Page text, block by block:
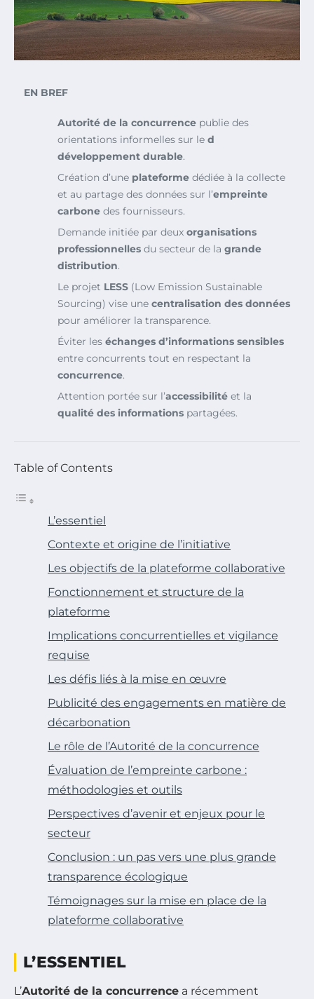
EN BREF
Autorité de la concurrence publie des
orientations informelles sur le d
développement durable.
Création d’une plateforme dédiée à la collecte
et au partage des données sur l’empreinte
carbone des fournisseurs.
Demande initiée par deux organisations
professionnelles du secteur de la grande
distribution.
Le projet LESS (Low Emission Sustainable
Sourcing) vise une centralisation des données
pour améliorer la transparence.
Éviter les échanges d’informations sensibles
entre concurrents tout en respectant la
concurrence.
Attention portée sur l’accessibilité et la
qualité des informations partagées.
Table of Contents
L’essentiel
Contexte et origine de l’initiative
Les objectifs de la plateforme collaborative
Fonctionnement et structure de la
plateforme
Implications concurrentielles et vigilance
requise
Les défis liés à la mise en œuvre
Publicité des engagements en matière de
décarbonation
Le rôle de l’Autorité de la concurrence
Évaluation de l’empreinte carbone :
méthodologies et outils
Perspectives d’avenir et enjeux pour le
secteur
Conclusion : un pas vers une plus grande
transparence écologique
Témoignages sur la mise en place de la
plateforme collaborative
L’ESSENTIEL
L’Autorité de la concurrence a récemment